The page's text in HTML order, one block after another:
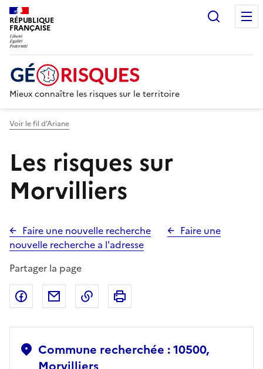
RÉPUBLIQUE
FRANÇAISE
Mieux connaître les risques sur le territoire
Voir le fil d’Ariane
Les risques sur
Morvilliers
Faire une nouvelle recherche
Faire une
nouvelle recherche a l'adresse
Partager la page
Partager sur Facebook
Partager par emailCopier dans le presse-papier
Commune recherchée : 10500,